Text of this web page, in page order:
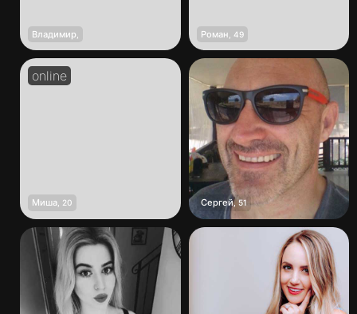
Владимир Роман 49
Миша 20 Сергей, 51